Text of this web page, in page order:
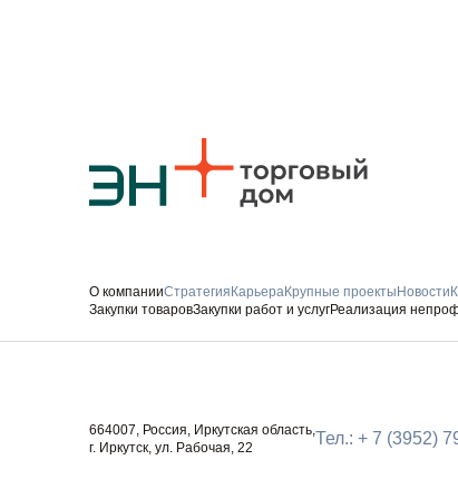
О компанииСтратегия КарьераКрупные проекты Новости
Закупки товаровЗакупки работ и услугРеализация
664007, Россия, Иркутская область,
г. Иркутск, ул. Рабочая, 22
Тел.: + 7 (3952)